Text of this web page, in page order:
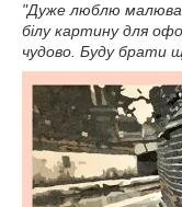
"Дуже люблю
білу картину для
чудово. Буду брати